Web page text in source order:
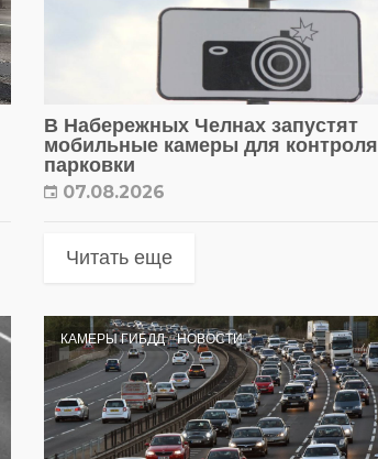
В Набережных Челнах запустят
мобильные камеры для контроля
парковки
07.08.2026
Читать еще
КАМЕРЫ ГИБДД НОВОСТИ